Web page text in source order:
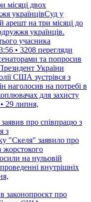
місяці двох
українцівСуд у
арешт на три місяці до
українців.
учасника
• 3208 перегляди
та попросив
України
США зустрівся з
наголосив на потребі в
для захисту
29 липня,
про співпрацю з
з
"Скеля" заявило про
жорстокого
на нульовій
внутрішніх
законопроєкт про